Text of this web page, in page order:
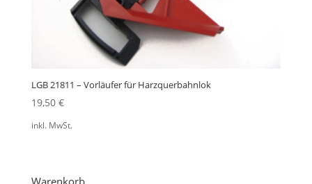
LGB 21811 – Vorläufer für Harzquerbahnlok
19,50 €
inkl. MwSt.
Warenkorb